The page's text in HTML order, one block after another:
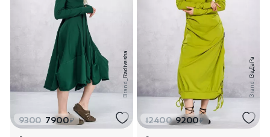
Brand_
Radivaska
9300 7900₽
Brand_
ВеДаРа
12400 9200₽